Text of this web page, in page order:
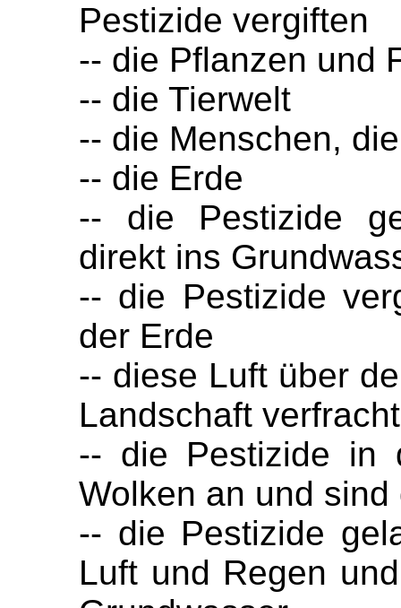
Pestizide vergiften
-- die Pflanzen und
-- die Tierwelt
-- die Menschen,
-- die Erde
-- die Pestizide
direkt ins
-- die Pestizide
der Erde
-- diese Luft über
Landschaft
-- die Pestizide in
Wolken an und
-- die Pestizide
Luft und Regen